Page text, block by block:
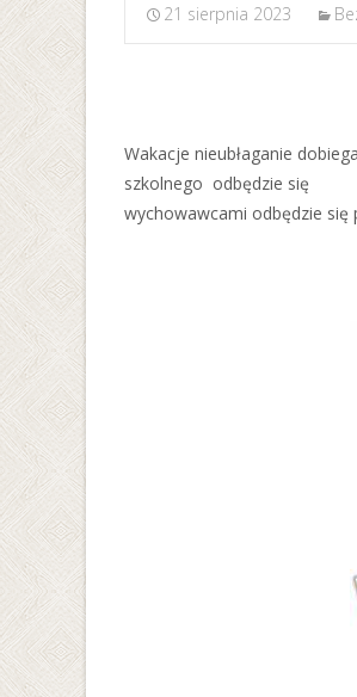
21 sierpnia 2023
Wakacje nieubłaganie
szkolnego odbędzie
wychowawcami odbędzie się